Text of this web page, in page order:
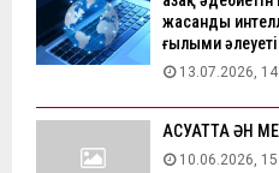
жасанды
ғылыми әлеуеті
13.07.2026,
АҚСУАТТА ӘН
10.06.2026,